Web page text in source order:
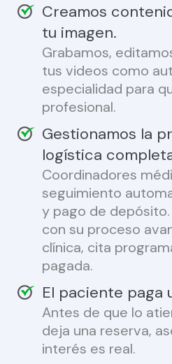
Creamos
tu imagen.
Grabamos,
tus videos como
especialidad para
profesional.
Gestionamos la
logística
Coordinadores
seguimiento
y pago de
con su proceso
clínica, cita
pagada.
El paciente paga
Antes de que lo
deja una reserva,
interés es real.